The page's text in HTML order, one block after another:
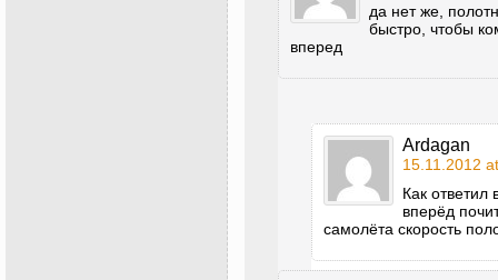
да нет же,
быстро, чтобы
вперед
Ardagan
15.11.2012
Как
вперёд
самолёта скорость